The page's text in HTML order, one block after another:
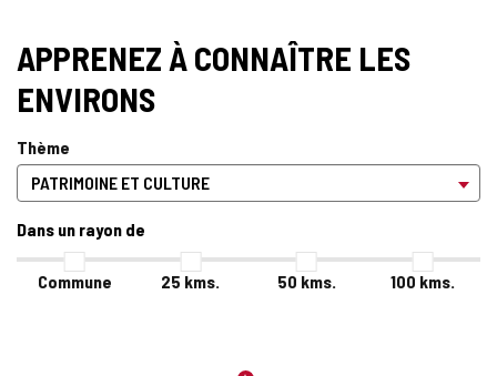
APPRENEZ À CONNAÎTRE LES
ENVIRONS
Thème
Dans un rayon de
Commune 25 kms. 50 kms. 100 kms.